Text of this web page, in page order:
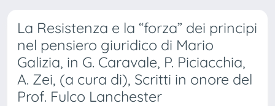
La Resistenza e la “forza” dei principi
nel pensiero giuridico di Mario
Galizia, in G. Caravale, P. Piciacchia,
A. Zei, (a cura di), Scritti in onore del
Prof. Fulco Lanchester